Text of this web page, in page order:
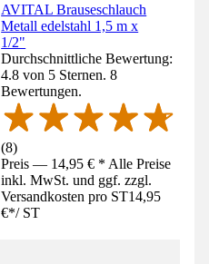
AVITAL Brauseschlauch
Metall edelstahl 1,5 m x
1/2"
Durchschnittliche Bewertung:
4.8 von 5 Sternen. 8
Bewertungen.
(8)
Preis — 14,95 € * Alle Preise
inkl. MwSt. und ggf. zzgl.
Versandkosten pro ST14,95
€*/ ST